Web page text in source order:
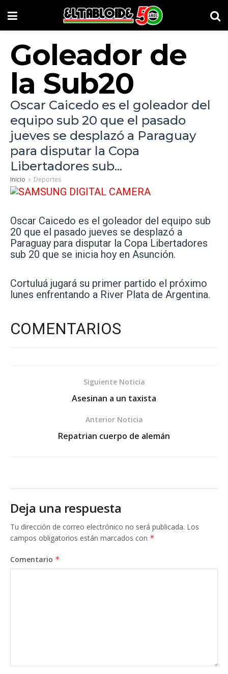
Goleador de
la Sub20
Oscar Caicedo es el goleador del
equipo sub 20 que el pasado
jueves se desplazó a Paraguay
para disputar la Copa
Libertadores sub...
Inicio Deportes
Oscar Caicedo es el goleador del equipo sub
20 que el pasado jueves se desplazó a
Paraguay para disputar la Copa Libertadores
sub 20 que se inicia hoy en Asunción.
Cortuluá jugará su primer partido el próximo
lunes enfrentando a River Plata de Argentina.
COMENTARIOS
Siguiente Noticia
Asesinan a un taxista
Anterior Noticia
Repatrian cuerpo de alemán
Deja una respuesta
Tu dirección de correo electrónico no será publicada. Los
campos obligatorios están marcados con *
Comentario *